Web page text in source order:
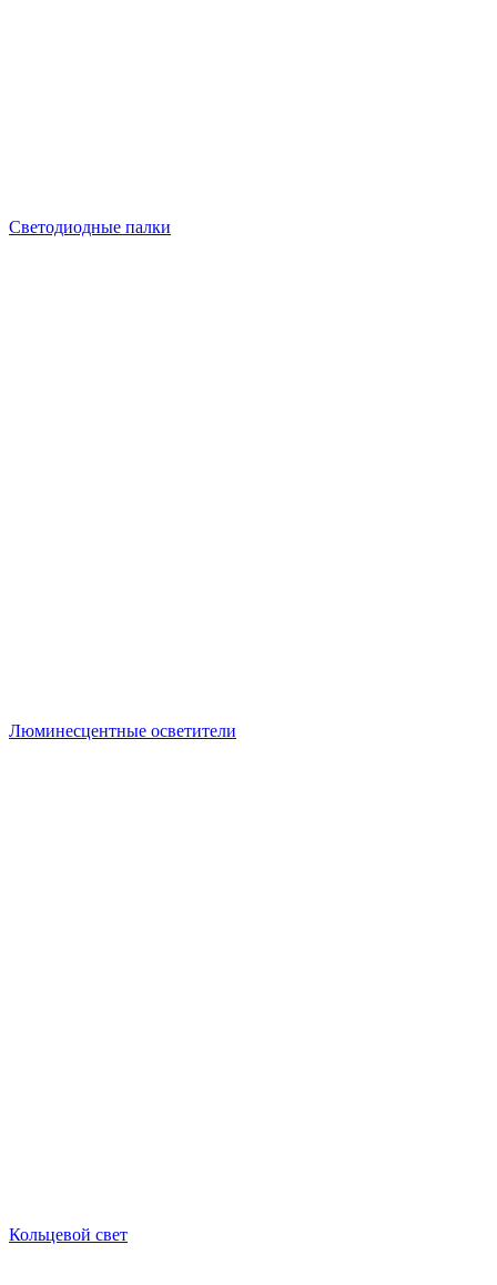
Светодиодные палки
Люминесцентные осветители
Кольцевой свет